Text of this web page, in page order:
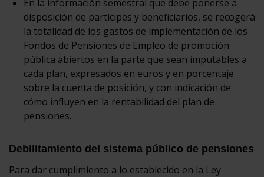
En la información semestral que debe ponerse a
disposición de partícipes y beneficiarios, se recogerá
la totalidad de los gastos de implementación de los
Fondos de Pensiones de Empleo de promoción
pública abiertos en la parte que sean imputables a
cada plan, expresados en euros y en porcentaje
sobre la cuenta de posición, y con indicación de
cómo influyen en la rentabilidad del plan de
pensiones.
Debilitamiento del sistema público de pensiones
Para dar cumplimiento a lo establecido en la Ley